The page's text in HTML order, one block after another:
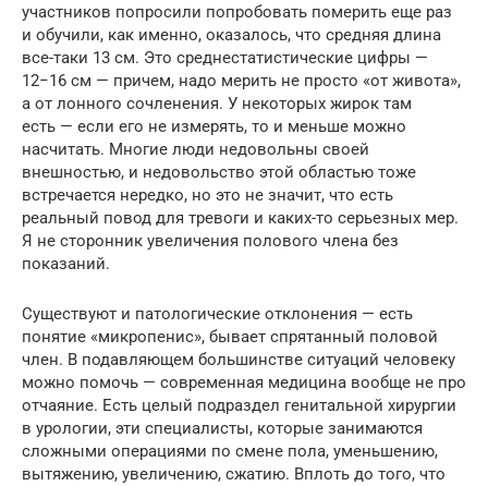
участников попросили попробовать померить еще раз
и обучили, как именно, оказалось, что средняя длина
все-таки 13 см. Это среднестатистические цифры —
12−16 см — причем, надо мерить не просто «от живота»,
а от лонного сочленения. У некоторых жирок там
есть — если его не измерять, то и меньше можно
насчитать. Многие люди недовольны своей
внешностью, и недовольство этой областью тоже
встречается нередко, но это не значит, что есть
реальный повод для тревоги и каких-то серьезных мер.
Я не сторонник увеличения полового члена без
показаний.
Существуют и патологические отклонения — есть
понятие «микропенис», бывает спрятанный половой
член. В подавляющем большинстве ситуаций человеку
можно помочь — современная медицина вообще не про
отчаяние. Есть целый подраздел генитальной хирургии
в урологии, эти специалисты, которые занимаются
сложными операциями по смене пола, уменьшению,
вытяжению, увеличению, сжатию. Вплоть до того, что